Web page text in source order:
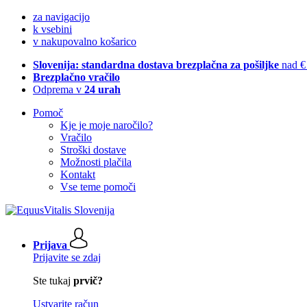
za navigacijo
k vsebini
v nakupovalno košarico
Slovenija: standardna dostava brezplačna za pošiljke nad
Brezplačno vračilo
Odprema v 24 urah
Pomoč
Kje je moje naročilo?
Vračilo
Stroški dostave
Možnosti plačila
Kontakt
Vse teme pomoči
Prijava
Prijavite se zdaj
Ste tukaj prvič?
Ustvarite račun